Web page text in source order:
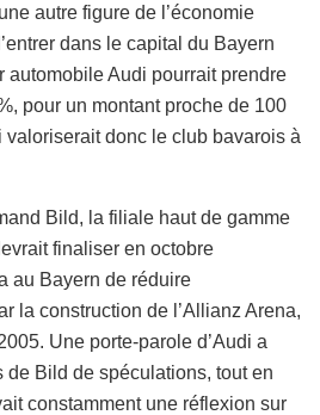
autre figure de l’économie
dans le capital du Bayern
automobile Audi pourrait prendre
pour un montant proche de 100
valoriserait donc le club bavarois à
Bild, la filiale haut de gamme
finaliser en octobre
au Bayern de réduire
la construction de l’Allianz Arena,
Une porte-parole d’Audi a
Bild de spéculations, tout en
constamment une réflexion sur